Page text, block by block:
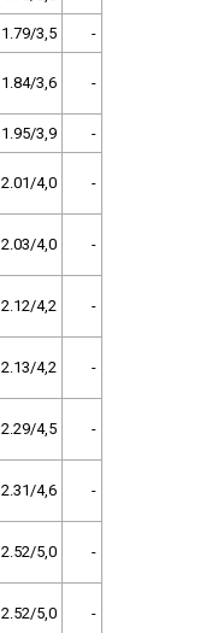
1.79/3,5 -
1.84/3,6 -
1.95/3,9 -
2.01/4,0 -
2.03/4,0 -
2.12/4,2 -
2.13/4,2 -
2.29/4,5 -
2.31/4,6 -
2.52/5,0 -
2.52/5,0 -